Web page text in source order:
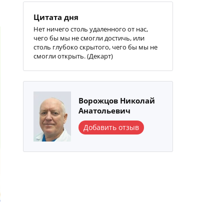
Цитата дня
Нет ничего столь удаленного от нас,
чего бы мы не смогли достичь, или
столь глубоко скрытого, чего бы мы не
смогли открыть. (Декарт)
Ворожцов Николай
Анатольевич
Добавить отзыв